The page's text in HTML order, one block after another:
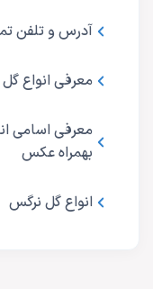
آدرس و تلفن
معرفی انواع گل
معرفی اسامی
بهمراه عکس
انواع گل نرگس